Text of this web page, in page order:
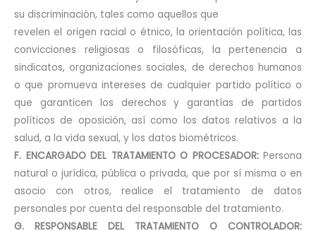
su discriminación, tales como aquellos que
revelen el origen racial o étnico, la orientación política, las
convicciones religiosas o filosóficas, la pertenencia a
sindicatos, organizaciones sociales, de derechos humanos
o que promueva intereses de cualquier partido político o
que garanticen los derechos y garantías de partidos
políticos de oposición, así como los datos relativos a la
salud, a la vida sexual, y los datos biométricos.
F. ENCARGADO DEL TRATAMIENTO O PROCESADOR:Persona
natural o jurídica, pública o privada, que por sí misma o en
asocio con otros, realice el tratamiento de datos
personales por cuenta del responsable del tratamiento.
G. RESPONSABLE DEL TRATAMIENTO O CONTROLADOR: